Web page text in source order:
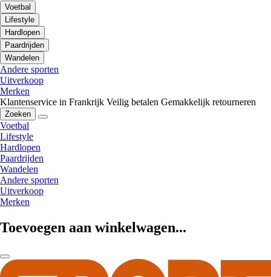
Voetbal
Lifestyle
Hardlopen
Paardrijden
Wandelen
Andere sporten
Uitverkoop
Merken
Klantenservice in Frankrijk Veilig betalen Gemakkelijk retourneren
Zoeken
Voetbal
Lifestyle
Hardlopen
Paardrijden
Wandelen
Andere sporten
Uitverkoop
Merken
Toevoegen aan winkelwagen...